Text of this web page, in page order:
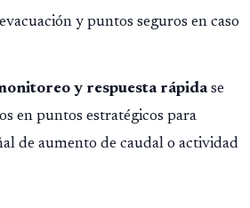
y puntos seguros en caso
y respuesta rápidase
en puntos estratégicos para
de aumento de caudal o actividad